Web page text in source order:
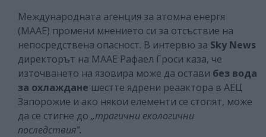
Международната агенция за атомна енергя
(МААЕ) промени мнението си за отсъствие на
непосредствена опасност. В интервю за Sky News
директорът на МААЕ Рафаел Гроси каза, че
източването на язовира може да остави без вода
за охлаждане шестте ядрени реаактора в АЕЦ
Запорожие и ако някои елементи се стопят, може
да се стигне до „трагични екологични
последствия”.